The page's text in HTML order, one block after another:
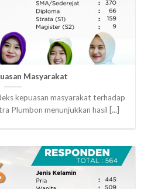
Masyarakat
kepuasan masyarakat terhadap
Plumbon menunjukkan hasil [...]